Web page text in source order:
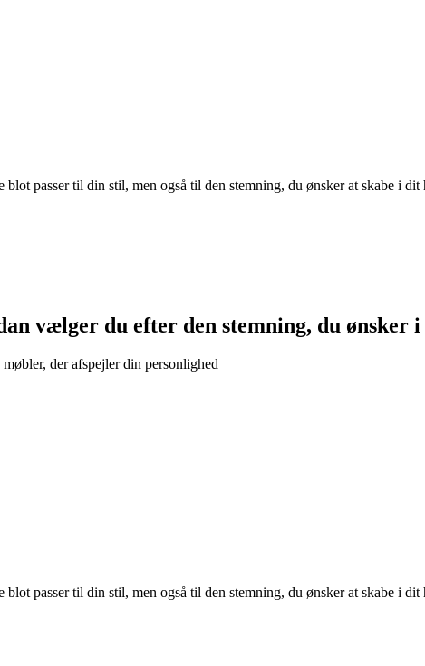
passer til din stil, men også til den stemning, du ønsker at skabe i
vælger du efter den stemning, du ønsker
der afspejler din personlighed
passer til din stil, men også til den stemning, du ønsker at skabe i